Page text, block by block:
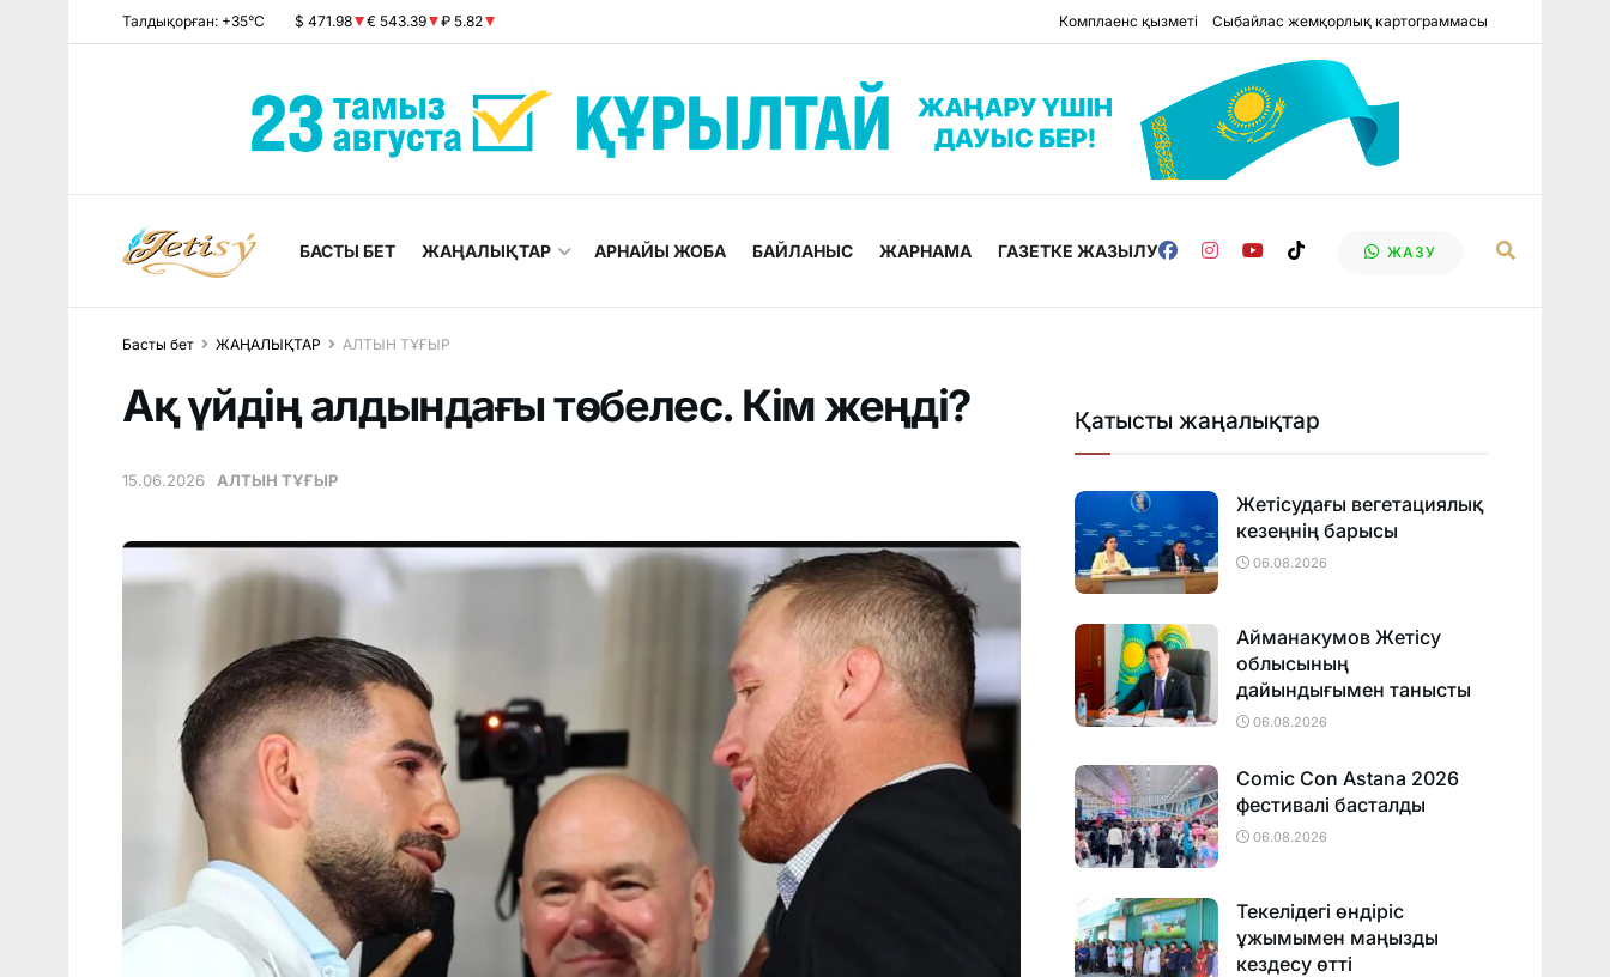
Талдықорған: +35°C $ 471.98 € 543.39 ₽ 5.82 Комплаенс қызметі Сыбайлас жемқорлық картограммасы
БАСТЫ БЕТ ЖАҢАЛЫҚТАР АРНАЙЫ ЖОБА БАЙЛАНЫС ЖАРНАМА ГАЗЕТКЕ ЖАЗЫЛУ ЖАЗУ
Басты бет ЖАҢАЛЫҚТАР АЛТЫН ТҰҒЫР
Ақ үйдің алдындағы төбелес. Кім жеңді?
15.06.2026 АЛТЫН ТҰҒЫР
Қатысты жаңалықтар
Жетісудағы вегетациялық
кезеңнің барысы
06.08.2026
Айманакумов Жетісу
облысының
дайындығымен танысты
06.08.2026
Comic Con Astana 2026
фестивалi басталды
06.08.2026
Текелідегі өндіріс
ұжымымен маңызды
кездесу өтті